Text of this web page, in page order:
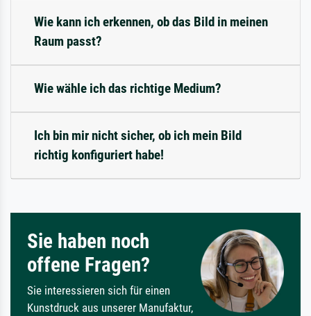
Wie kann ich erkennen, ob das Bild in meinen
Raum passt?
Wie wähle ich das richtige Medium?
Ich bin mir nicht sicher, ob ich mein Bild
richtig konfiguriert habe!
Sie haben noch
offene Fragen?
Sie interessieren sich für einen
Kunstdruck aus unserer Manufaktur,